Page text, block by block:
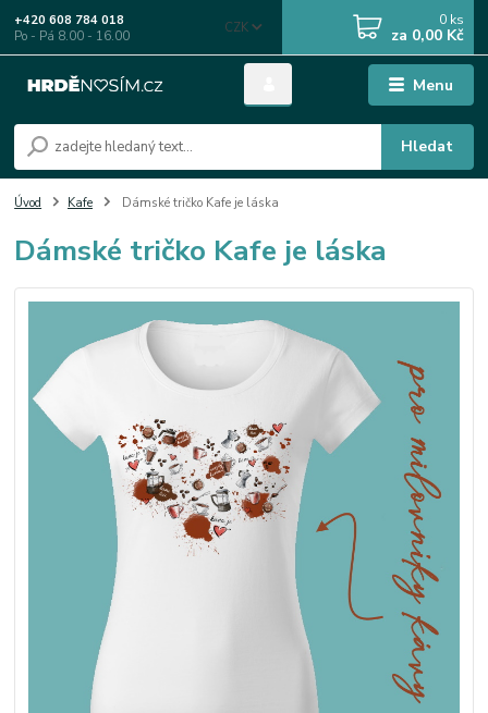
Menu
CZK
Hledat
+420 608 784 018
Po - Pá 8.00 - 16.00
0 ks
za 0,00 Kč
Úvod Kafe Dámské tričko Kafe je láska
Dámské tričko Kafe je láska